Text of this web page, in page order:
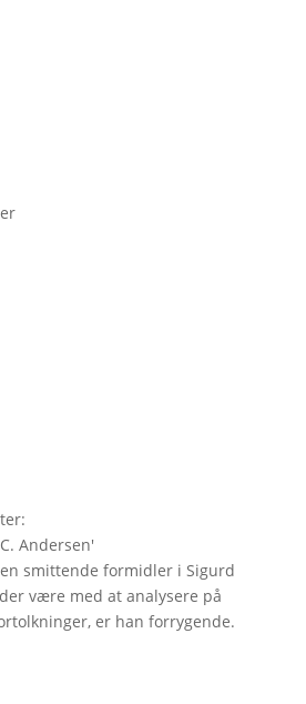
:
Andersen'
smittende formidler i Sigurd
være med at analysere på
er han forrygende.